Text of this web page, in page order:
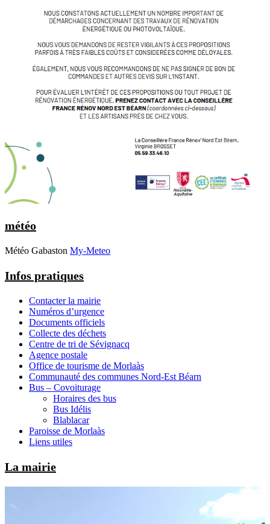
météo
Météo Gabaston My-Meteo
Infos pratiques
Contacter la mairie
Numéros d’urgence
Documents officiels
Collecte des déchets
Centre de tri de Sévignacq
Agence postale
Office de tourisme de Morlaàs
Communauté des communes Nord-Est Béarn
Bus – Covoiturage
Horaires des bus
Bus Idélis
Blablacar
Paroisse de Morlaàs
Liens utiles
La mairie